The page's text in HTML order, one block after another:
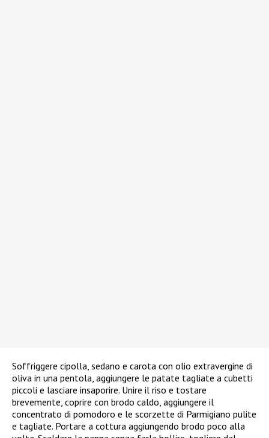
Soffriggere cipolla, sedano e carota con olio extravergine di
oliva in una pentola, aggiungere le patate tagliate a cubetti
piccoli e lasciare insaporire. Unire il riso e tostare
brevemente, coprire con brodo caldo, aggiungere il
concentrato di pomodoro e le scorzette di Parmigiano pulite
e tagliate. Portare a cottura aggiungendo brodo poco alla